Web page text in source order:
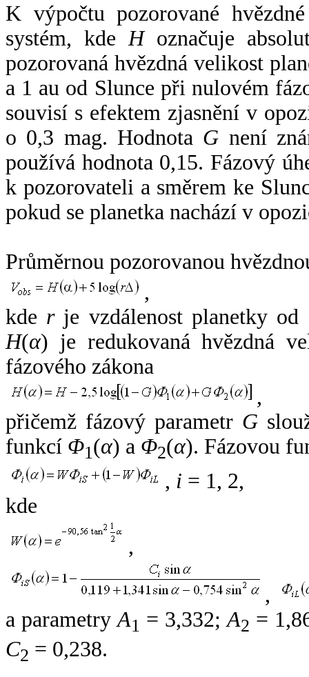
K výpočtu pozorované
systém, kde Hoznačuje
pozorovaná hvězdná velikost
a 1 au od Slunce při nulovém
souvisí s efektem zjasnění v
o 0,3 mag. Hodnota G není
používá hodnota 0,15. Fázový
k pozorovateli a směrem ke
pokud se planetka nachází v
Průměrnou pozorovanou
,
kde rje vzdálenost planetky od
H(α) je redukovaná hvězdná
fázového zákona
,
přičemž fázový parametr G
funkcí Φ1(α) a Φ2(α). Fázovou
, i = 1, 2,
kde
,
,
a parametryA1 = 3,332;A2 =
C2 = 0,238.